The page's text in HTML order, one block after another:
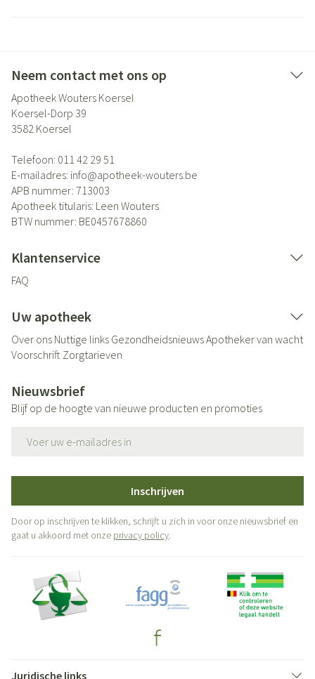
Neem contact met ons op
Apotheek Wouters Koersel
Koersel-Dorp 39
3582 Koersel
Telefoon: 011 42 29 51
E-mailadres: info@apotheek-wouters.be
APB nummer: 713003
Apotheek titularis: Leen Wouters
BTW nummer: BE0457678860
Klantenservice
FAQ
Uw apotheek
Over ons Nuttige links GezondheidsnieuwsApotheker van wacht
Voorschrift Zorgtarieven
Nieuwsbrief
Blijf op de hoogte van nieuwe producten en promoties
Inschrijven
Door op inschrijven te klikken, schrijft u zich in voor onze nieuwsbrief en
gaat u akkoord met onze privacy policy.
Juridische links